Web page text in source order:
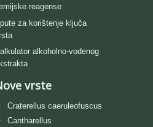
reagense
za korištenje ključa
alkoholno-vodenog
vrste
Craterellus caeruleofuscus
Cantharellus